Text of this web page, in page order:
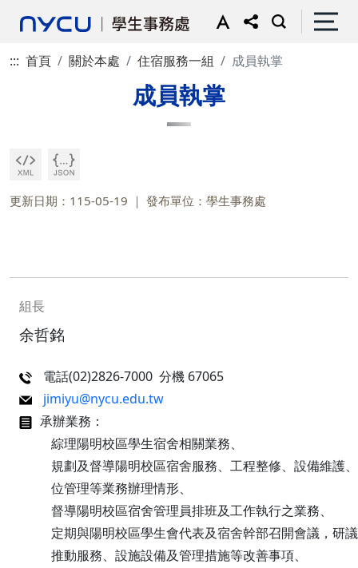
::: 首頁 關於本處 住宿服務一組 成員執掌
成員執掌
更新日期：115-05-19 發布單位：學生事務處
組長
余哲銘
電話(02)2826-7000 分機 67065
jimiyu@nycu.edu.tw
承辦業務：
綜理陽明校區學生宿舍相關業務、
規劃及督導陽明校區宿舍服務、工程整修、設備維護
位管理等業務辦理情形、
督導陽明校區宿舍管理員排班及工作執行之業務、
定期與陽明校區學生會代表及宿舍幹部召開會議，研
推動服務、設施設備及管理措施等改善事項、